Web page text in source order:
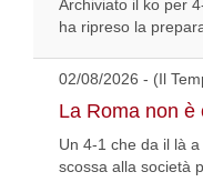
Archiviato il ko per
ha ripreso la
02/08/2026 - (Il
La Roma non è
Un 4-1 che da il là
scossa alla società